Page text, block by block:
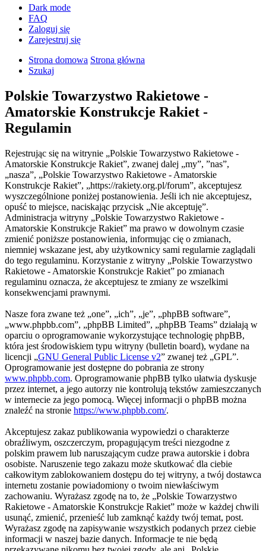
Dark mode
FAQ
Zaloguj się
Zarejestruj się
Strona domowa Strona główna
Szukaj
Polskie Towarzystwo Rakietowe -
Amatorskie Konstrukcje Rakiet -
Regulamin
Rejestrując się na witrynie „Polskie Towarzystwo Rakietowe -
Amatorskie Konstrukcje Rakiet”, zwanej dalej „my”, ”nas”,
„nasza”, „Polskie Towarzystwo Rakietowe - Amatorskie
Konstrukcje Rakiet”, „https://rakiety.org.pl/forum”, akceptujesz
wyszczególnione poniżej postanowienia. Jeśli ich nie akceptujesz,
opuść to miejsce, naciskając przycisk „Nie akceptuję”.
Administracja witryny „Polskie Towarzystwo Rakietowe -
Amatorskie Konstrukcje Rakiet” ma prawo w dowolnym czasie
zmienić poniższe postanowienia, informując cię o zmianach,
niemniej wskazane jest, aby użytkownicy sami regularnie zaglądali
do tego regulaminu. Korzystanie z witryny „Polskie Towarzystwo
Rakietowe - Amatorskie Konstrukcje Rakiet” po zmianach
regulaminu oznacza, że akceptujesz te zmiany ze wszelkimi
konsekwencjami prawnymi.
Nasze fora zwane też „one”, „ich”, „je”, „phpBB software”,
„www.phpbb.com”, „phpBB Limited”, „phpBB Teams” działają w
oparciu o oprogramowanie wykorzystujące technologię phpBB,
która jest środowiskiem typu witryny (bulletin board), wydane na
licencji „GNU General Public License v2” zwanej też „GPL”.
Oprogramowanie jest dostępne do pobrania ze strony
www.phpbb.com. Oprogramowanie phpBB tylko ułatwia dyskusje
przez internet, a jego autorzy nie kontrolują tekstów zamieszczanych
w internecie za jego pomocą. Więcej informacji o phpBB można
znaleźć na stronie https://www.phpbb.com/.
Akceptujesz zakaz publikowania wypowiedzi o charakterze
obraźliwym, oszczerczym, propagującym treści niezgodne z
polskim prawem lub naruszającym cudze prawa autorskie i dobra
osobiste. Naruszenie tego zakazu może skutkować dla ciebie
całkowitym zablokowaniem dostępu do tej witryny, a twój dostawca
internetu zostanie powiadomiony o twoim niewłaściwym
zachowaniu. Wyrażasz zgodę na to, że „Polskie Towarzystwo
Rakietowe - Amatorskie Konstrukcje Rakiet” może w każdej chwili
usunąć, zmienić, przenieść lub zamknąć każdy twój temat, post.
Wyrażasz zgodę na zapisywanie wszystkich podanych przez ciebie
informacji w naszej bazie danych. Informacje te nie będą